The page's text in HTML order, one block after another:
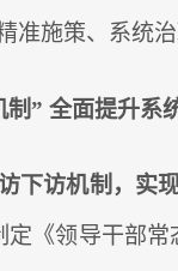
准施策、系统治
制” 全面提升系
下访机制，实
定《领导干部常